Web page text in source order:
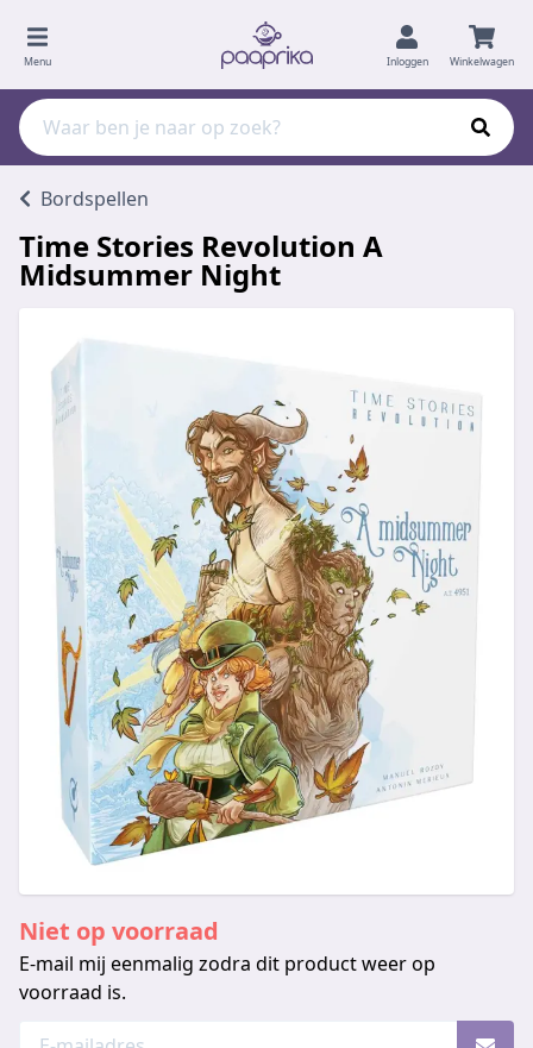
Menu Inloggen Winkelwagen
Bordspellen
Time Stories Revolution A
Midsummer Night
Niet op voorraad
E-mail mij eenmalig zodra dit product weer op
voorraad is.